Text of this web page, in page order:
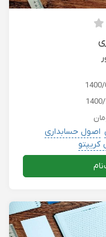
اصول حسابداری
کریپتو